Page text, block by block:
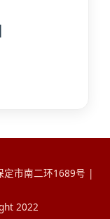
市南二环1689号 |
2022